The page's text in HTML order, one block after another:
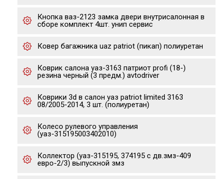
Кнопка ваз-2123 замка двери внутрисалонная в
сборе комплект 4шт. унип сервис
Ковер багажника uaz patriot (пикап) полиуретан
Коврик салона уаз-3163 патриот profi (18-)
резина черный (3 предм.) avtodriver
Коврики 3d в салон уаз patriot limited 3163
08/2005-2014, 3 шт. (полиуретан)
Колесо рулевого управления
(уаз-315195003402010)
Коллектор (уаз-315195, 374195 с дв.змз-409
евро-2/3) выпускной змз